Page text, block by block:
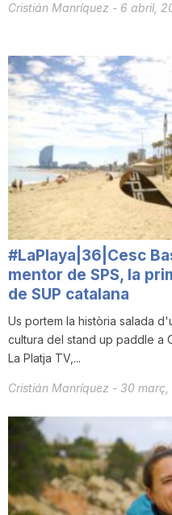
Cristián Manríquez - 6 abril,
#LaPlaya|36|Cesc
mentor de SPS, la
de SUP catalana
Us portem la història salada
cultura del stand up paddle a
La Platja TV,...
Cristián Manríquez - 30 març,